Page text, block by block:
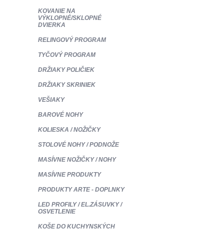
KOVANIE NA
VÝKLOPNÉ/SKLOPNÉ
DVIERKA
RELINGOVÝ PROGRAM
TYČOVÝ PROGRAM
DRŽIAKY POLIČIEK
DRŽIAKY SKRINIEK
VEŠIAKY
BAROVÉ NOHY
KOLIESKA / NOŽIČKY
STOLOVÉ NOHY / PODNOŽE
MASÍVNE NOŽIČKY / NOHY
MASÍVNE PRODUKTY
PRODUKTY ARTE - DOPLNKY
LED PROFILY / EL.ZÁSUVKY /
OSVETLENIE
KOŠE DO KUCHYNSKÝCH